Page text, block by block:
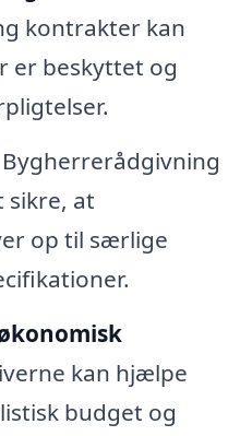
kontrakter kan
er beskyttet og
Bygherrerådgivning
sikre, at
op til særlige
kan hjælpe
budget og